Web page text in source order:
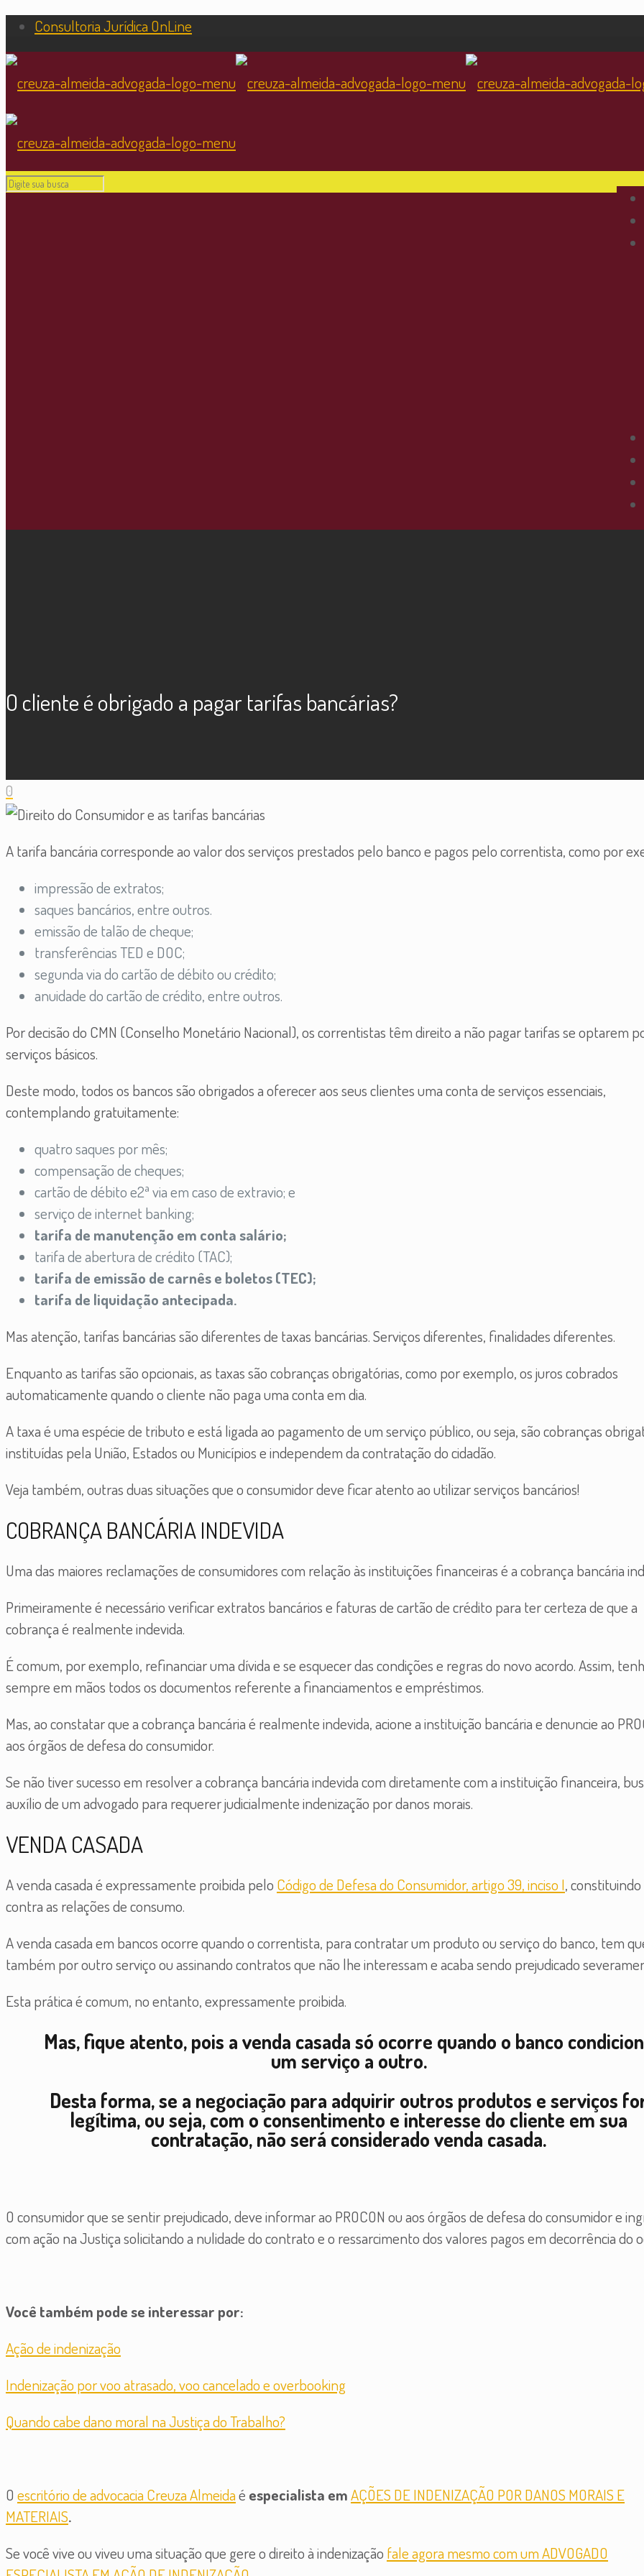
Consultoria Jurídica OnLine
O cliente é obrigado a pagar tarifas bancárias?
0
A tarifa bancária corresponde ao valor dos serviços prestados pelo banco e pagos pelo correntista, como por
impressão de extratos;
saques bancários, entre outros.
emissão de talão de cheque;
transferências TED e DOC;
segunda via do cartão de débito ou crédito;
anuidade do cartão de crédito, entre outros.
Por decisão do CMN (Conselho Monetário Nacional), os correntistas têm direito a não pagar tarifas se optarem
serviços básicos.
Deste modo, todos os bancos são obrigados a oferecer aos seus clientes uma conta de serviços essenciais,
contemplando gratuitamente:
quatro saques por mês;
compensação de cheques;
cartão de débito e2ª via em caso de extravio; e
serviço de internet banking;
tarifa de manutenção em conta salário;
tarifa de abertura de crédito (TAC);
tarifa de emissão de carnês e boletos (TEC);
tarifa de liquidação antecipada.
Mas atenção, tarifas bancárias são diferentes de taxas bancárias. Serviços diferentes, finalidades diferentes.
Enquanto as tarifas são opcionais, as taxas são cobranças obrigatórias, como por exemplo, os juros cobrados
automaticamente quando o cliente não paga uma conta em dia.
A taxa é uma espécie de tributo e está ligada ao pagamento de um serviço público, ou seja, são cobranças
instituídas pela União, Estados ou Municípios e independem da contratação do cidadão.
Veja também, outras duas situações que o consumidor deve ficar atento ao utilizar serviços bancários!
COBRANÇA BANCÁRIA INDEVIDA
Uma das maiores reclamações de consumidores com relação às instituições financeiras é a cobrança bancária
Primeiramente é necessário verificar extratos bancários e faturas de cartão de crédito para ter certeza de que a
cobrança é realmente indevida.
É comum, por exemplo, refinanciar uma dívida e se esquecer das condições e regras do novo acordo. Assim,
sempre em mãos todos os documentos referente a financiamentos e empréstimos.
Mas, ao constatar que a cobrança bancária é realmente indevida, acione a instituição bancária e denuncie ao
aos órgãos de defesa do consumidor.
Se não tiver sucesso em resolver a cobrança bancária indevida com diretamente com a instituição financeira,
auxílio de um advogado para requerer judicialmente indenização por danos morais.
VENDA CASADA
A venda casada é expressamente proibida pelo Código de Defesa do Consumidor, artigo 39, inciso I,
contra as relações de consumo.
A venda casada em bancos ocorre quando o correntista, para contratar um produto ou serviço do banco, tem
também por outro serviço ou assinando contratos que não lhe interessam e acaba sendo prejudicado
Esta prática é comum, no entanto, expressamente proibida.
Mas, fique atento, pois a venda casada só ocorre quando o banco
um serviço a outro.
Desta forma, se a negociação para adquirir outros produtos e serviços
legítima, ou seja, com o consentimento e interesse do cliente em sua
contratação, não será considerado venda casada.
O consumidor que se sentir prejudicado, deve informar ao PROCON ou aos órgãos de defesa do consumidor e
com ação na Justiça solicitando a nulidade do contrato e o ressarcimento dos valores pagos em decorrência do
Você também pode se interessar por:
Ação de indenização
Indenização por voo atrasado, voo cancelado e overbooking
Quando cabe dano moral na Justiça do Trabalho?
O escritório de advocacia Creuza Almeidaé especialista emAÇÕES DE INDENIZAÇÃO POR DANOS MORAIS E
MATERIAIS.
Se você vive ou viveu uma situação que gere o direito à indenização fale agora mesmo com um ADVOGADO